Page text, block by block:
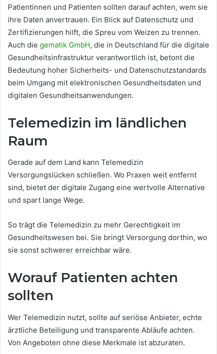
Patientinnen und Patienten sollten darauf achten, wem sie
ihre Daten anvertrauen. Ein Blick auf Datenschutz und
Zertifizierungen hilft, die Spreu vom Weizen zu trennen.
Auch die gematik GmbH, die in Deutschland für die digitale
Gesundheitsinfrastruktur verantwortlich ist, betont die
Bedeutung hoher Sicherheits- und Datenschutzstandards
beim Umgang mit elektronischen Gesundheitsdaten und
digitalen Gesundheitsanwendungen.
Telemedizin im ländlichen
Raum
Gerade auf dem Land kann Telemedizin
Versorgungslücken schließen. Wo Praxen weit entfernt
sind, bietet der digitale Zugang eine wertvolle Alternative
und spart lange Wege.
So trägt die Telemedizin zu mehr Gerechtigkeit im
Gesundheitswesen bei. Sie bringt Versorgung dorthin, wo
sie sonst schwerer erreichbar wäre.
Worauf Patienten achten
sollten
Wer Telemedizin nutzt, sollte auf seriöse Anbieter, echte
ärztliche Beteiligung und transparente Abläufe achten.
Von Angeboten ohne diese Merkmale ist abzuraten.